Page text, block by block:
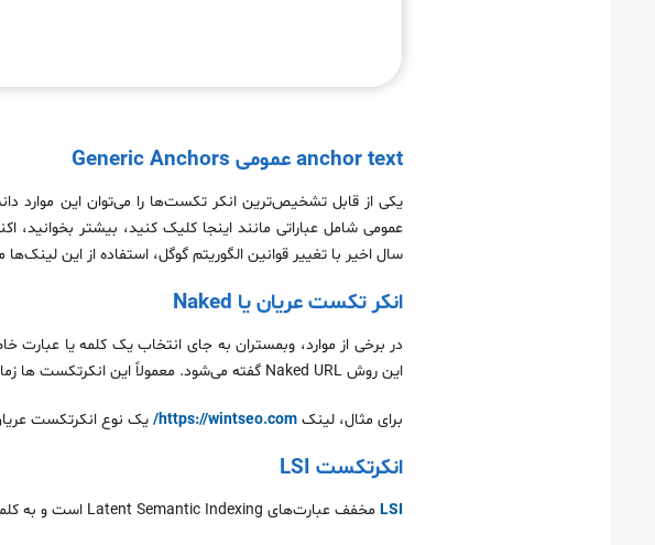
anchor text عمومی Generic Anchors
عمومی شامل عباراتی مانند اینجا کلیک کنید، بیشتر
سال اخیر با تغییر قوانین الگوریتم گوگل، استفاده از این
انکر تکست عریان یا Naked
در برخی از موارد، وبمستران به جای انتخاب یک کلمه یا
این روش Naked URL گفته می‌شود. معمولاً این انکرتکست ها زمانی به کار می‌روند که قصد دارید به منبع خاصی ارجاع دهید.
برای مثال، لینک https://wintseo.com/ یک نوع انکرتکست
انکرتکست LSI
LSIمخفف عبارت‌های Latent Semantic Indexing است و به کلماتی گفته می‌شود که از نظر معنایی با کلمه کلیدی اصلی ارتباط دارند.